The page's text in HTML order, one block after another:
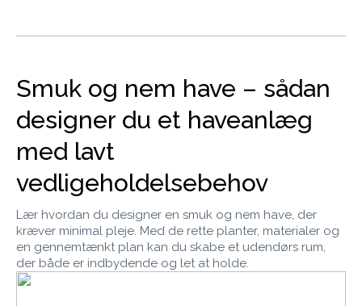
Smuk og nem have – sådan
designer du et haveanlæg
med lavt
vedligeholdelsebehov
Lær hvordan du designer en smuk og nem have, der
kræver minimal pleje. Med de rette planter, materialer og
en gennemtænkt plan kan du skabe et udendørs rum,
der både er indbydende og let at holde.